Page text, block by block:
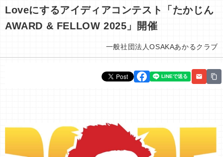
Loveにするアイディアコンテスト「たかじん
AWARD & FELLOW 2025」開催
一般社団法人OSAKAあかるクラブ